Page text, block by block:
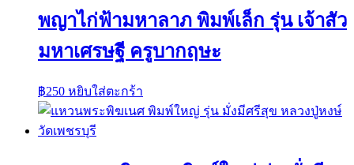
พญาไก่ฟ้ามหาลาภ พิมพ์เล็ก รุ่น เจ้าสัว
มหาเศรษฐี ครูบากฤษะ
฿250 หยิบใส่ตะกร้า